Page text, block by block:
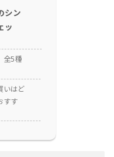
シン
ッ
全5種
いはど
すす